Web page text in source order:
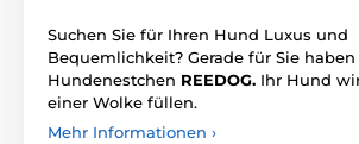
Suchen Sie für Ihren Hund Luxus und
Bequemlichkeit? Gerade für Sie
Hundenestchen REEDOG. Ihr Hund
einer Wolke füllen.
Mehr Informationen ›